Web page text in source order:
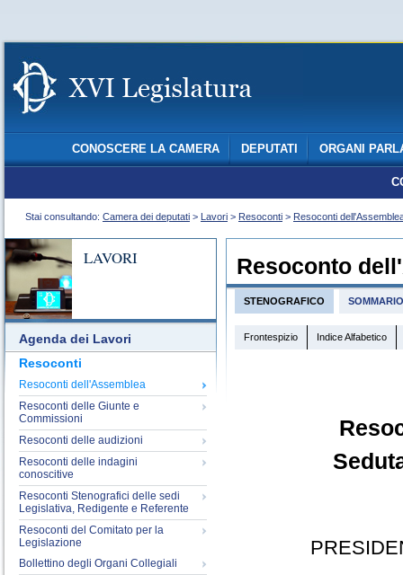
CONOSCERE LA CAMERA DEPUTATI ORGANI
Stai consultando: Camera dei deputati > Lavori > Resoconti > Resoconti
LAVORI
Agenda dei Lavori
Resoconti
Resoconti dell'Assemblea
Resoconti delle Giunte e
Commissioni
Resoconti delle audizioni
Resoconti delle indagini
conoscitive
Resoconti Stenografici delle sedi
Legislativa, Redigente e Referente
Resoconti del Comitato per la
Legislazione
Bollettino degli Organi Collegiali
Resoconto
STENOGRAFICO SOMMARIO
Frontespizio Indice Alfabetico